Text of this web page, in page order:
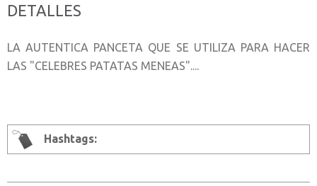
DETALLES
LA AUTENTICA PANCETA QUE SE UTILIZA PARA HACER
LAS "CELEBRES PATATAS MENEAS"....
Hashtags: